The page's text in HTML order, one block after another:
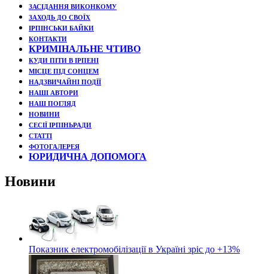
ЗАСІДАННЯ ВИКОНКОМУ
ЗАХОДЬ ДО СВОЇХ
ІРПІНСЬКИ БАЙКИ
КОНТАКТИ
КРИМІНАЛЬНЕ ЧТИВО
КУДИ ПІТИ В ІРПЕНІ
МІСЦЕ ПІД СОНЦЕМ
НАДЗВИЧАЙНІ ПОДЇЇ
НАШІ АВТОРИ
НАШ ПОГЛЯД
НОВИНИ
СЕСІЇ ІРПІНЬРАДИ
СТАТТІ
ФОТОГАЛЕРЕЯ
ЮРИДИЧНА ДОПОМОГА
Новини
Показник електромобілізації в Україні зріс до +13%